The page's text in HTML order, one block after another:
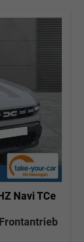
Navi TCe